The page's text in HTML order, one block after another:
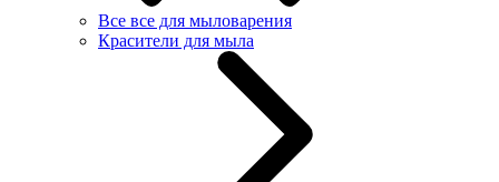
Все все для мыловарения
Красители для мыла